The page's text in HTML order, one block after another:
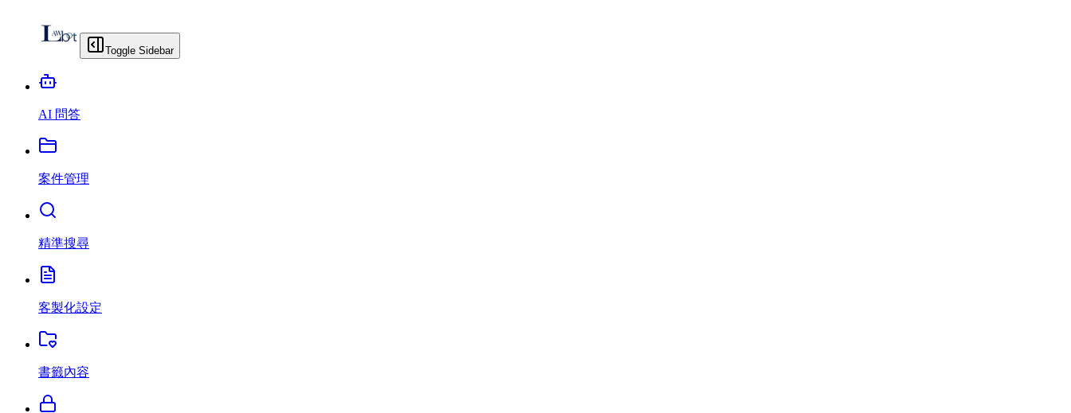
Toggle Sidebar
AI 問答
案件管理
精準搜尋
客製化設定
書籤內容